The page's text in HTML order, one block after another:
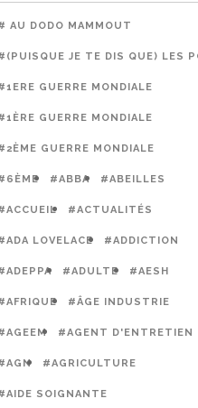
AU DODO MAMMOUT
JE TE DIS QUE) LES
GUERRE MONDIALE
GUERRE MONDIALE
GUERRE MONDIALE
#ABBA #ABEILLES
#ACTUALITÉS
LOVELACE #ADDICTION
#ADULTE #AESH
#ÂGE INDUSTRIE
#AGENT D'ENTRETIEN
#AGRICULTURE
SOIGNANTE